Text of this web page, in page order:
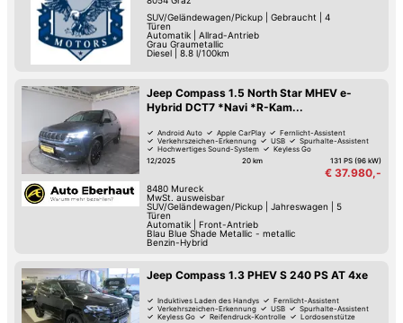
SUV/Geländewagen/Pickup| Gebraucht
4
Türen
Automatik| Allrad-Antrieb
Grau Graumetallic
Diesel
8.8 l/100km
Jeep Compass 1.5 North Star MHEV e-
Hybrid DCT7 *Navi *R-Kam...
Android Auto Apple CarPlay
Fernlicht-Assistent
Verkehrszeichen-Erkennung
USB
Spurhalte-Assistent
Hochwertiges Sound-System
Keyless Go
12/2025
20 km 131 PS (96 kW)
€ 37.980,-
8480 Mureck
MwSt. ausweisbar
SUV/Geländewagen/Pickup| Jahreswagen
5
Türen
Automatik|
Front-Antrieb
Blau Blue Shade Metallic - metallic
Benzin-Hybrid
Jeep Compass 1.3 PHEV S 240 PS AT 4xe
Induktives Laden des Handys
Fernlicht-Assistent
Verkehrszeichen-Erkennung
USB
Spurhalte-Assistent
Keyless Go
Reifendruck-Kontrolle
Lordosenstütze